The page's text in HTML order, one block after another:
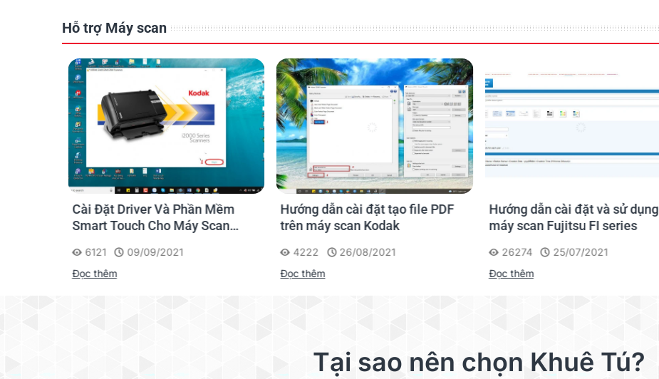
Hỗ trợ Máy scan
Cài Đặt Driver Và Phần Mềm
Smart Touch Cho Máy Scan
6121
09/09/2021
Đọc thêm
Hướng dẫn cài đặt tạo file PDF
trên máy scan Kodak
4222
26/08/2021
Đọc thêm
Hướng dẫn cài đặt và sử dụng
máy scan Fujitsu FI series
26274
25/07/2021
Đọc thêm
Tại sao nên chọn Khuê Tú?